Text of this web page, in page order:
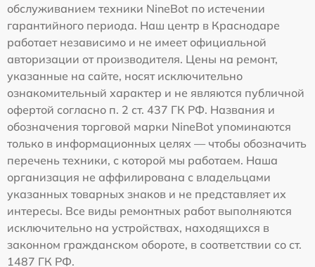
обслуживанием техники NineBot по истечении
гарантийного периода. Наш центр в Краснодаре
работает независимо и не имеет официальной
авторизации от производителя. Цены на ремонт,
указанные на сайте, носят исключительно
ознакомительный характер и не являются публичной
офертой согласно п. 2 ст. 437 ГК РФ. Названия и
обозначения торговой марки NineBot упоминаются
только в информационных целях — чтобы обозначить
перечень техники, с которой мы работаем. Наша
организация не аффилирована с владельцами
указанных товарных знаков и не представляет их
интересы. Все виды ремонтных работ выполняются
исключительно на устройствах, находящихся в
законном гражданском обороте, в соответствии со ст.
1487 ГК РФ.